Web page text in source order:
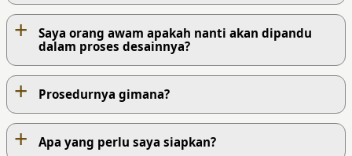
+
Saya orang awam apakah nanti akan dipandu
dalam proses desainnya?
+ Prosedurnya gimana?
+ Apa yang perlu saya siapkan?